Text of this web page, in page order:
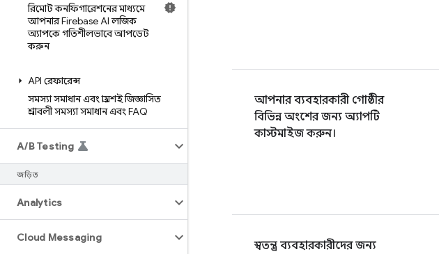
রিমোট কনফিগারেশনের মাধ্যমে
আপনার Firebase AI লজিক
অ্যাপকে গতিশীলভাবে আপডেট
করুন
API রেফারেন্স
সমস্যা সমাধান এবং প্রায়শই জিজ্ঞাসিত
প্রশ্নাবলীসমস্যা সমাধান এবং FAQ
A/B Testing
জড়িত
Analytics
Cloud Messaging
আপনার ব্যবহারকারী গোষ্ঠীর
বিভিন্ন অংশের জন্য অ্যাপটি
কাস্টমাইজ করুন।
স্বতন্ত্র ব্যবহারকারীদের জন্য